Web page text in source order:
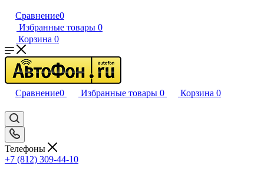
Сравнение0
Избранные товары 0
Корзина 0
Сравнение0 Избранные товары 0 Корзина 0
Телефоны
+7 (812) 309-44-10